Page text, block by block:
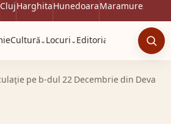
ClujHarghitaHunedoaraMaramureș
Cultură ⌄ Locuri ⌄ Editorial
pe b-dul 22 Decembrie din Deva